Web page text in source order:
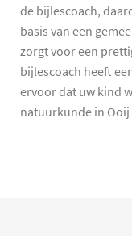
de bijlescoach,
basis van een
zorgt voor een
bijlescoach heeft
ervoor dat uw kind
natuurkunde in Ooij